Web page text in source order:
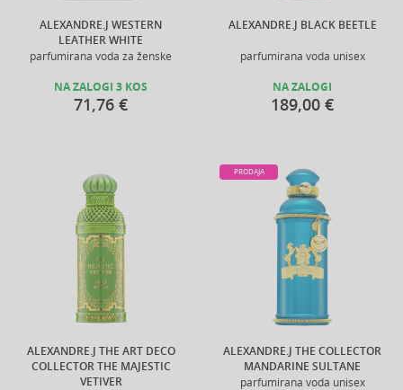
ALEXANDRE.J WESTERN
LEATHER WHITE
parfumirana voda za ženske
NA ZALOGI 3 KOS
71,76 €
ALEXANDRE.J BLACK BEETLE
parfumirana voda unisex
NA ZALOGI
189,00 €
ALEXANDRE.J THE ART DECO
COLLECTOR THE MAJESTIC
VETIVER
ALEXANDRE.J THE COLLECTOR
MANDARINE SULTANE
parfumirana voda unisex
PRODAJA